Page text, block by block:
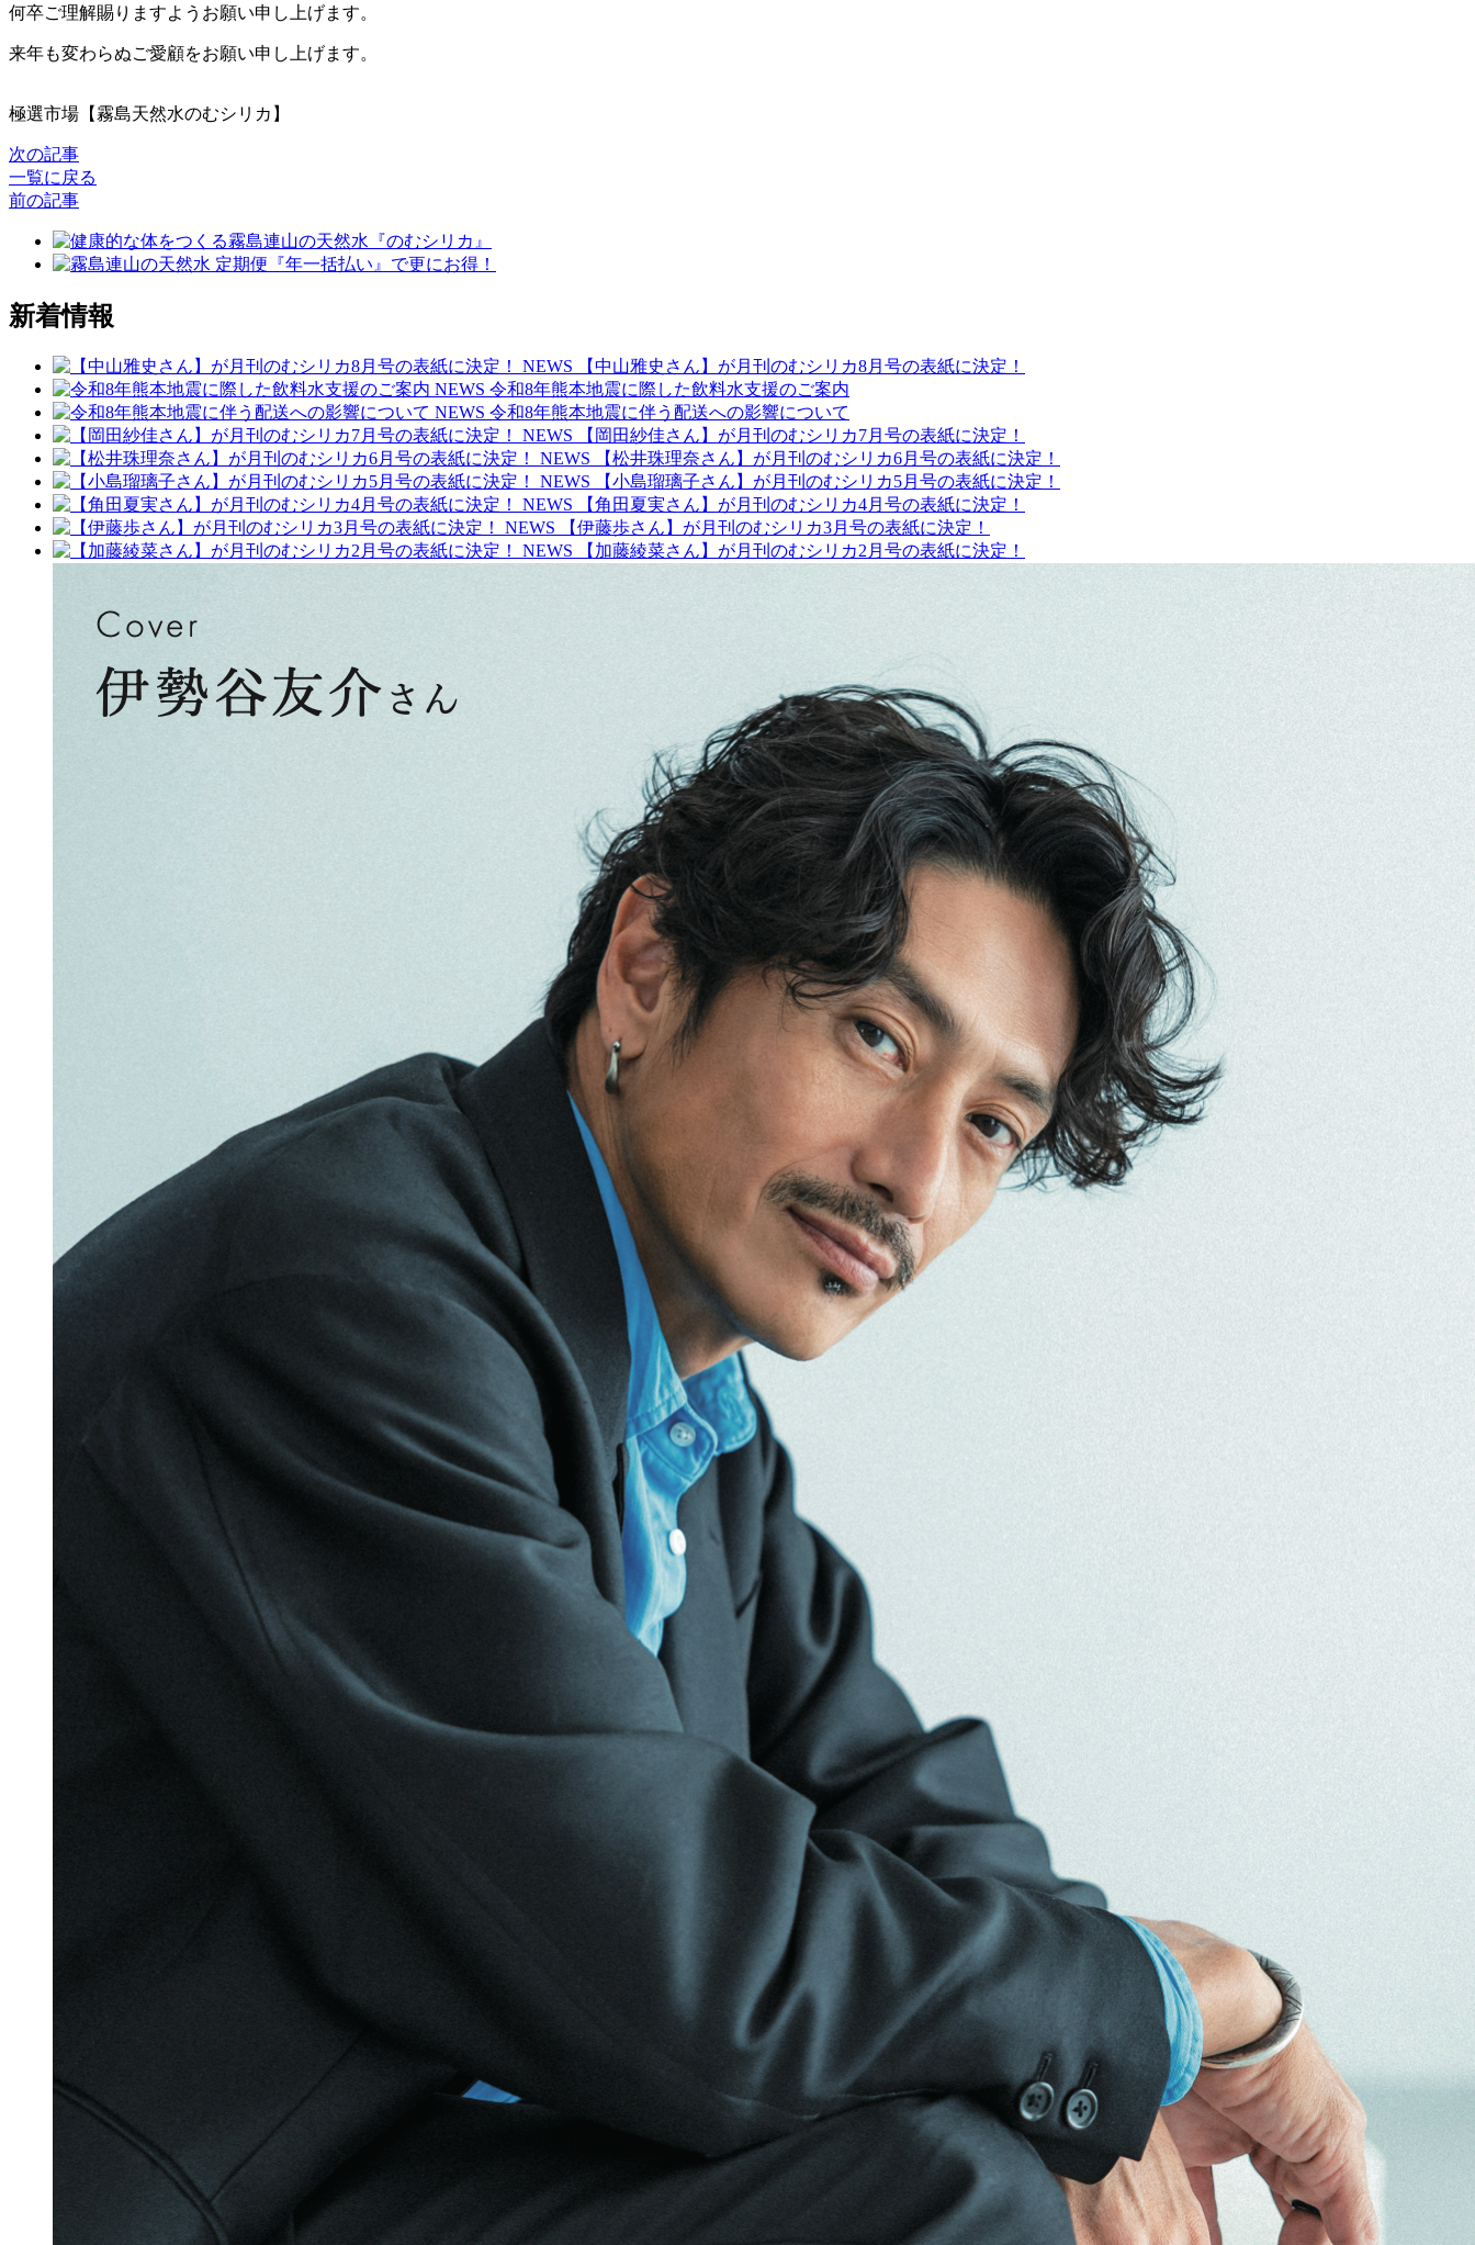
何卒ご理解賜りますようお願い申し上げます。
来年も変わらぬご愛顧をお願い申し上げます。
極選市場【霧島天然水のむシリカ】
次の記事
一覧に戻る
前の記事
新着情報
NEWS
【中山雅史さん】が月刊のむシリカ8月号の表紙に決定！
NEWS 令和8年熊本地震に際した飲料水支援のご案内
NEWS 令和8年熊本地震に伴う配送への影響について
NEWS
【岡田紗佳さん】が月刊のむシリカ7月号の表紙に決定！
NEWS
【松井珠理奈さん】が月刊のむシリカ6月号の表紙に決定！
NEWS
【小島瑠璃子さん】が月刊のむシリカ5月号の表紙に決定！
NEWS
【角田夏実さん】が月刊のむシリカ4月号の表紙に決定！
NEWS
【伊藤歩さん】が月刊のむシリカ3月号の表紙に決定！
NEWS
【加藤綾菜さん】が月刊のむシリカ2月号の表紙に決定！